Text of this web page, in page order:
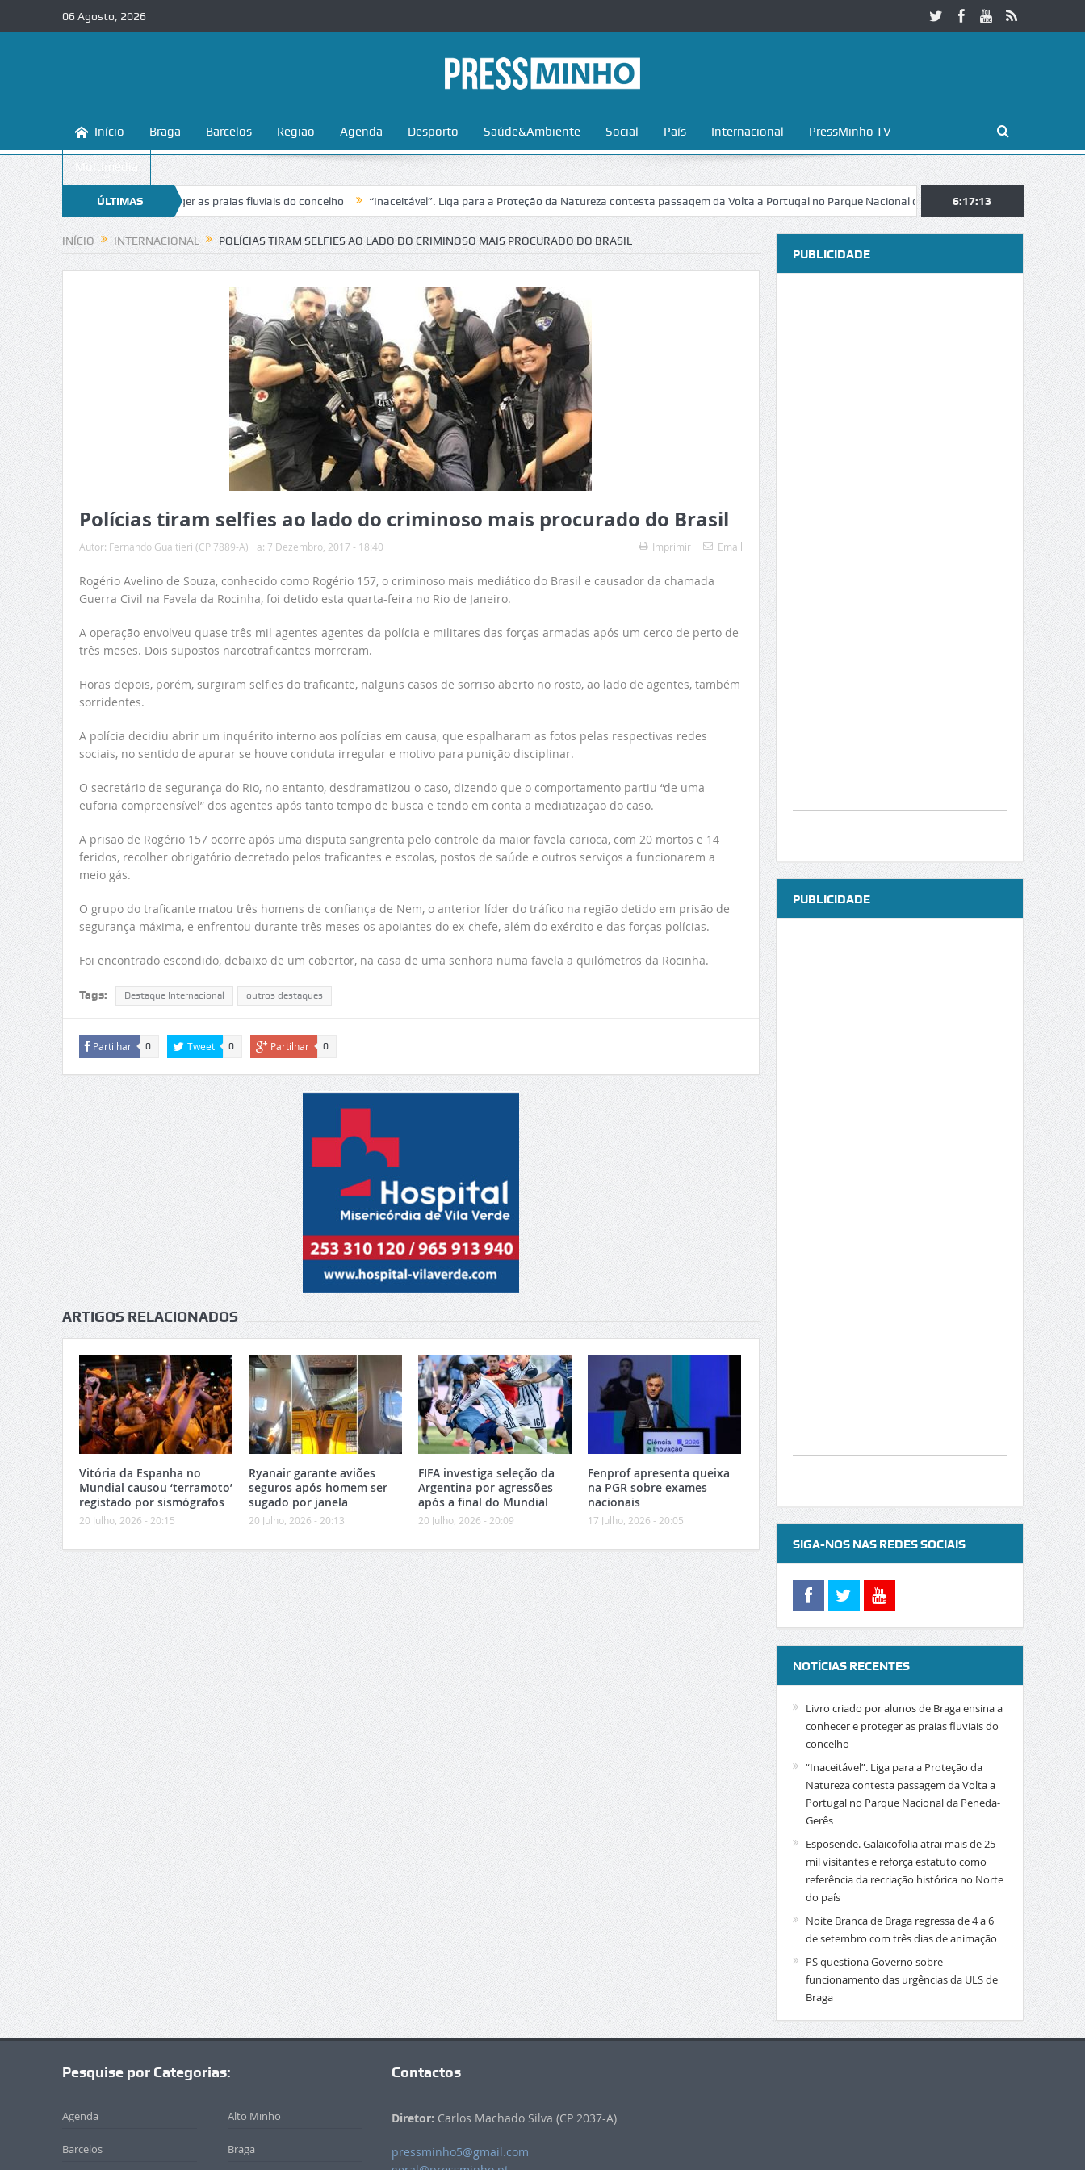
06 Agosto, 2026
Início Braga Barcelos Região Agenda Desporto Saúde&Ambiente Social País Internacional PressMinho TV
Multimédia
ÚLTIMAS
NOTÍCIAS
a conhecer e proteger as praias fluviais do concelho “Inaceitável”. Liga para a Proteção da Natureza contesta passagem da Volta a Portugal no Parque Nacional da Peneda-Gerês Esposende.
6:17:14
INÍCIO INTERNACIONAL POLÍCIAS TIRAM SELFIES AO LADO DO CRIMINOSO MAIS PROCURADO DO BRASIL
Polícias tiram selfies ao lado do criminoso mais procurado do Brasil
Autor: Fernando Gualtieri (CP 7889-A) a: 7 Dezembro, 2017 - 18:40 Imprimir Email
Rogério Avelino de Souza, conhecido como Rogério 157, o criminoso mais mediático do Brasil e causador da chamada
Guerra Civil na Favela da Rocinha, foi detido esta quarta-feira no Rio de Janeiro.
A operação envolveu quase três mil agentes agentes da polícia e militares das forças armadas após um cerco de perto de
três meses. Dois supostos narcotraficantes morreram.
Horas depois, porém, surgiram selfies do traficante, nalguns casos de sorriso aberto no rosto, ao lado de agentes, também
sorridentes.
A polícia decidiu abrir um inquérito interno aos polícias em causa, que espalharam as fotos pelas respectivas redes
sociais, no sentido de apurar se houve conduta irregular e motivo para punição disciplinar.
O secretário de segurança do Rio, no entanto, desdramatizou o caso, dizendo que o comportamento partiu “de uma
euforia compreensível” dos agentes após tanto tempo de busca e tendo em conta a mediatização do caso.
A prisão de Rogério 157 ocorre após uma disputa sangrenta pelo controle da maior favela carioca, com 20 mortos e 14
feridos, recolher obrigatório decretado pelos traficantes e escolas, postos de saúde e outros serviços a funcionarem a
meio gás.
O grupo do traficante matou três homens de confiança de Nem, o anterior líder do tráfico na região detido em prisão de
segurança máxima, e enfrentou durante três meses os apoiantes do ex-chefe, além do exército e das forças polícias.
Foi encontrado escondido, debaixo de um cobertor, na casa de uma senhora numa favela a quilómetros da Rocinha.
Tags: Destaque Internacional outros destaques
Partilhar 0 Tweet 0 Partilhar 0
ARTIGOS RELACIONADOS
Vitória da Espanha no
Mundial causou ‘terramoto’
registado por sismógrafos
20 Julho, 2026 - 20:15
Ryanair garante aviões
seguros após homem ser
sugado por janela
20 Julho, 2026 - 20:13
FIFA investiga seleção da
Argentina por agressões
após a final do Mundial
20 Julho, 2026 - 20:09
Fenprof apresenta queixa
na PGR sobre exames
nacionais
17 Julho, 2026 - 20:05
PUBLICIDADE
PUBLICIDADE
SIGA-NOS NAS REDES SOCIAIS
NOTÍCIAS RECENTES
Livro criado por alunos de Braga ensina a
conhecer e proteger as praias fluviais do
concelho
“Inaceitável”. Liga para a Proteção da
Natureza contesta passagem da Volta a
Portugal no Parque Nacional da Peneda-
Gerês
Esposende. Galaicofolia atrai mais de 25
mil visitantes e reforça estatuto como
referência da recriação histórica no Norte
do país
Noite Branca de Braga regressa de 4 a 6
de setembro com três dias de animação
PS questiona Governo sobre
funcionamento das urgências da ULS de
Braga
Pesquise por Categorias:
Agenda Alto Minho
Barcelos Braga
Contactos
Diretor: Carlos Machado Silva (CP 2037-A)
pressminho5@gmail.com